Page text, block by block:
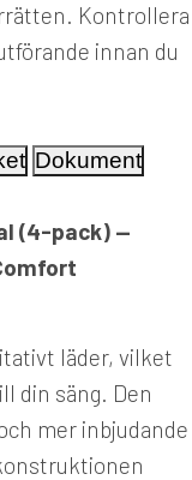
Kontrollera
innan du
Dokument
(4-pack) —
läder, vilket
din säng. Den
mer inbjudande